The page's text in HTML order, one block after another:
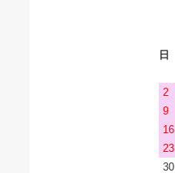
日
2
9
16
23
30